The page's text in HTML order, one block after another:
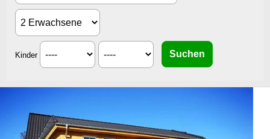
Kinder